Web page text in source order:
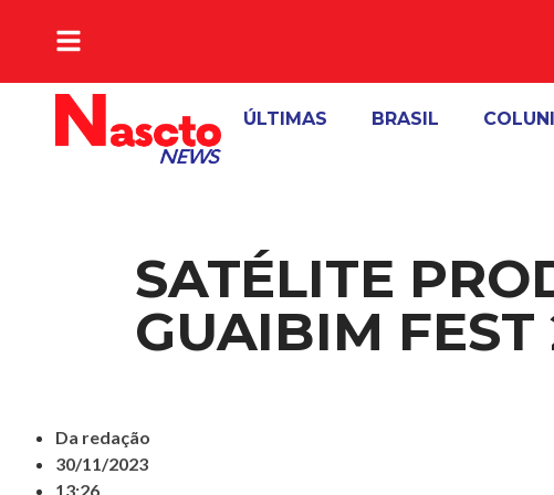
ÚLTIMAS BRASIL
SATÉLITE
GUAIBIM FEST
Da redação
30/11/2023
13:26